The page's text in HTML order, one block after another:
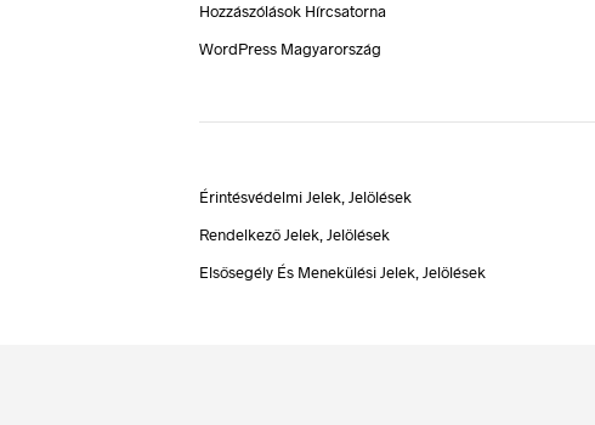
Hozzászólások Hírcsatorna
WordPress Magyarország
Érintésvédelmi Jelek, Jelölések
Rendelkező Jelek, Jelölések
Elsősegély És Menekülési Jelek, Jelölések